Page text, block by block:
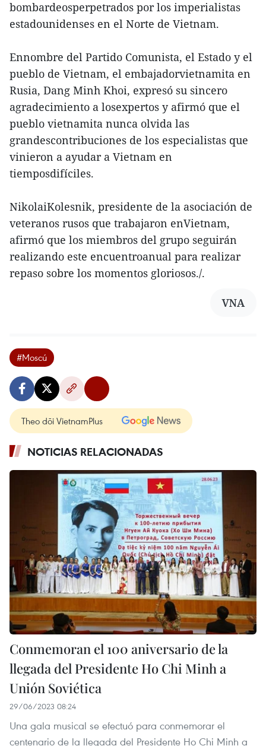
bombardeosperpetrados por los imperialistas
estadounidenses en el Norte de Vietnam.
Ennombre del Partido Comunista, el Estado y el
pueblo de Vietnam, el embajadorvietnamita en
Rusia, Dang Minh Khoi, expresó su sincero
agradecimiento a losexpertos y afirmó que el
pueblo vietnamita nunca olvida las
grandescontribuciones de los especialistas que
vinieron a ayudar a Vietnam en
tiemposdifíciles.
NikolaiKolesnik, presidente de la asociación de
veteranos rusos que trabajaron enVietnam,
afirmó que los miembros del grupo seguirán
realizando este encuentroanual para realizar
repaso sobre los momentos gloriosos./.
VNA
#Moscú
Theo dõi VietnamPlus
NOTICIAS RELACIONADAS
Conmemoran el 100 aniversario de la
llegada del Presidente Ho Chi Minh a
Unión Soviética
29/06/2023 08:24
Una gala musical se efectuó para conmemorar el
centenario de la llegada del Presidente Ho Chi Minh a